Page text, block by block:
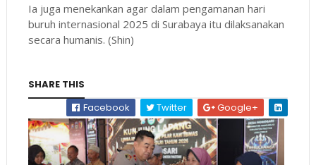
Ia juga menekankan agar dalam pengamanan hari
buruh internasional 2025 di Surabaya itu dilaksanakan
secara humanis. (Shin)
SHARE THIS
Facebook
Twitter Google+